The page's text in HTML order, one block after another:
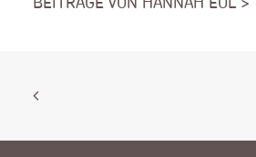
BEITRÄGE VON HANNAH EUL >